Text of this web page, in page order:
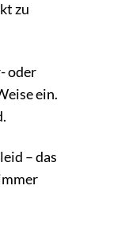
zu
oder
ein.
– das